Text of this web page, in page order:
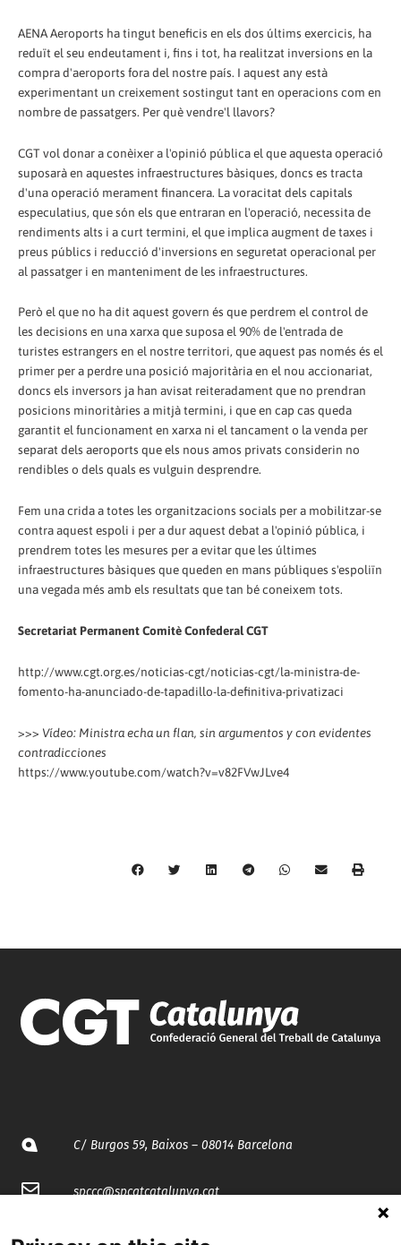
AENA Aeroports ha tingut beneficis en els dos últims exercicis, ha
reduït el seu endeutament i, fins i tot, ha realitzat inversions en la
compra d'aeroports fora del nostre país. I aquest any està
experimentant un creixement sostingut tant en operacions com en
nombre de passatgers. Per què vendre'l llavors?
CGT vol donar a conèixer a l'opinió pública el que aquesta operació
suposarà en aquestes infraestructures bàsiques, doncs es tracta
d'una operació merament financera. La voracitat dels capitals
especulatius, que són els que entraran en l'operació, necessita de
rendiments alts i a curt termini, el que implica augment de taxes i
preus públics i reducció d'inversions en seguretat operacional per
al passatger i en manteniment de les infraestructures.
Però el que no ha dit aquest govern és que perdrem el control de
les decisions en una xarxa que suposa el 90% de l'entrada de
turistes estrangers en el nostre territori, que aquest pas només és el
primer per a perdre una posició majoritària en el nou accionariat,
doncs els inversors ja han avisat reiteradament que no prendran
posicions minoritàries a mitjà termini, i que en cap cas queda
garantit el funcionament en xarxa ni el tancament o la venda per
separat dels aeroports que els nous amos privats considerin no
rendibles o dels quals es vulguin desprendre.
Fem una crida a totes les organitzacions socials per a mobilitzar-se
contra aquest espoli i per a dur aquest debat a l'opinió pública, i
prendrem totes les mesures per a evitar que les últimes
infraestructures bàsiques que queden en mans públiques s'espoliïn
una vegada més amb els resultats que tan bé coneixem tots.
Secretariat Permanent Comitè Confederal CGT
http://www.cgt.org.es/noticias-cgt/noticias-cgt/la-ministra-de-
fomento-ha-anunciado-de-tapadillo-la-definitiva-privatizaci
>>> Vídeo: Ministra echa un flan, sin argumentos y con evidentes
contradicciones
https://www.youtube.com/watch?v=v82FVwJLve4
C/ Burgos 59, Baixos – 08014 Barcelona
spccc@spcgtcatalunya.cat